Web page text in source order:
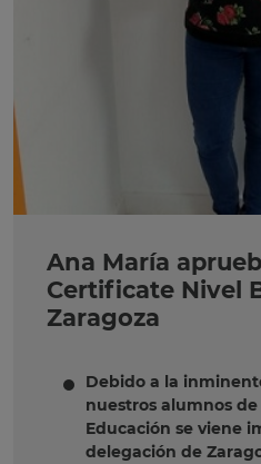
Ana María
Certificate Nivel
Zaragoza
Debido a la
nuestros alumnos
Educación se viene
delegación de